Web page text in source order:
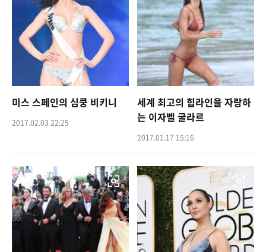
미스 스페인의 심쿵 비키니
2017.02.03 22:25
세계 최고의 힙라인을 자랑하
는 이자벨 굴라르
2017.01.17 15:16